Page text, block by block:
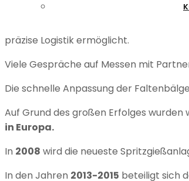
präzise Logistik ermöglicht.
Viele Gespräche auf Messen mit
Die schnelle Anpassung der
Auf Grund des großen Erfolges
in Europa.
In 2008 wird die neueste
In den Jahren 2013-2015 beteiligt sich